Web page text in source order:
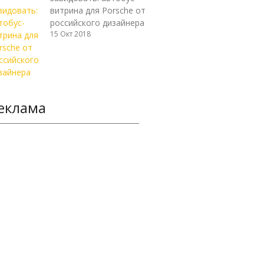
витрина для Porsche от
российского дизайнера
15 Окт 2018